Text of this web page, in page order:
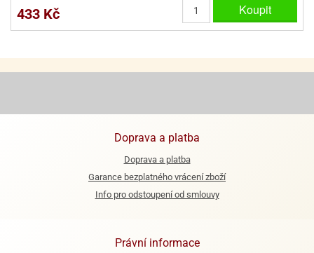
433 Kč Koupit
Doprava a platba
Doprava a platba
Garance bezplatného vrácení zboží
Info pro odstoupení od smlouvy
Právní informace